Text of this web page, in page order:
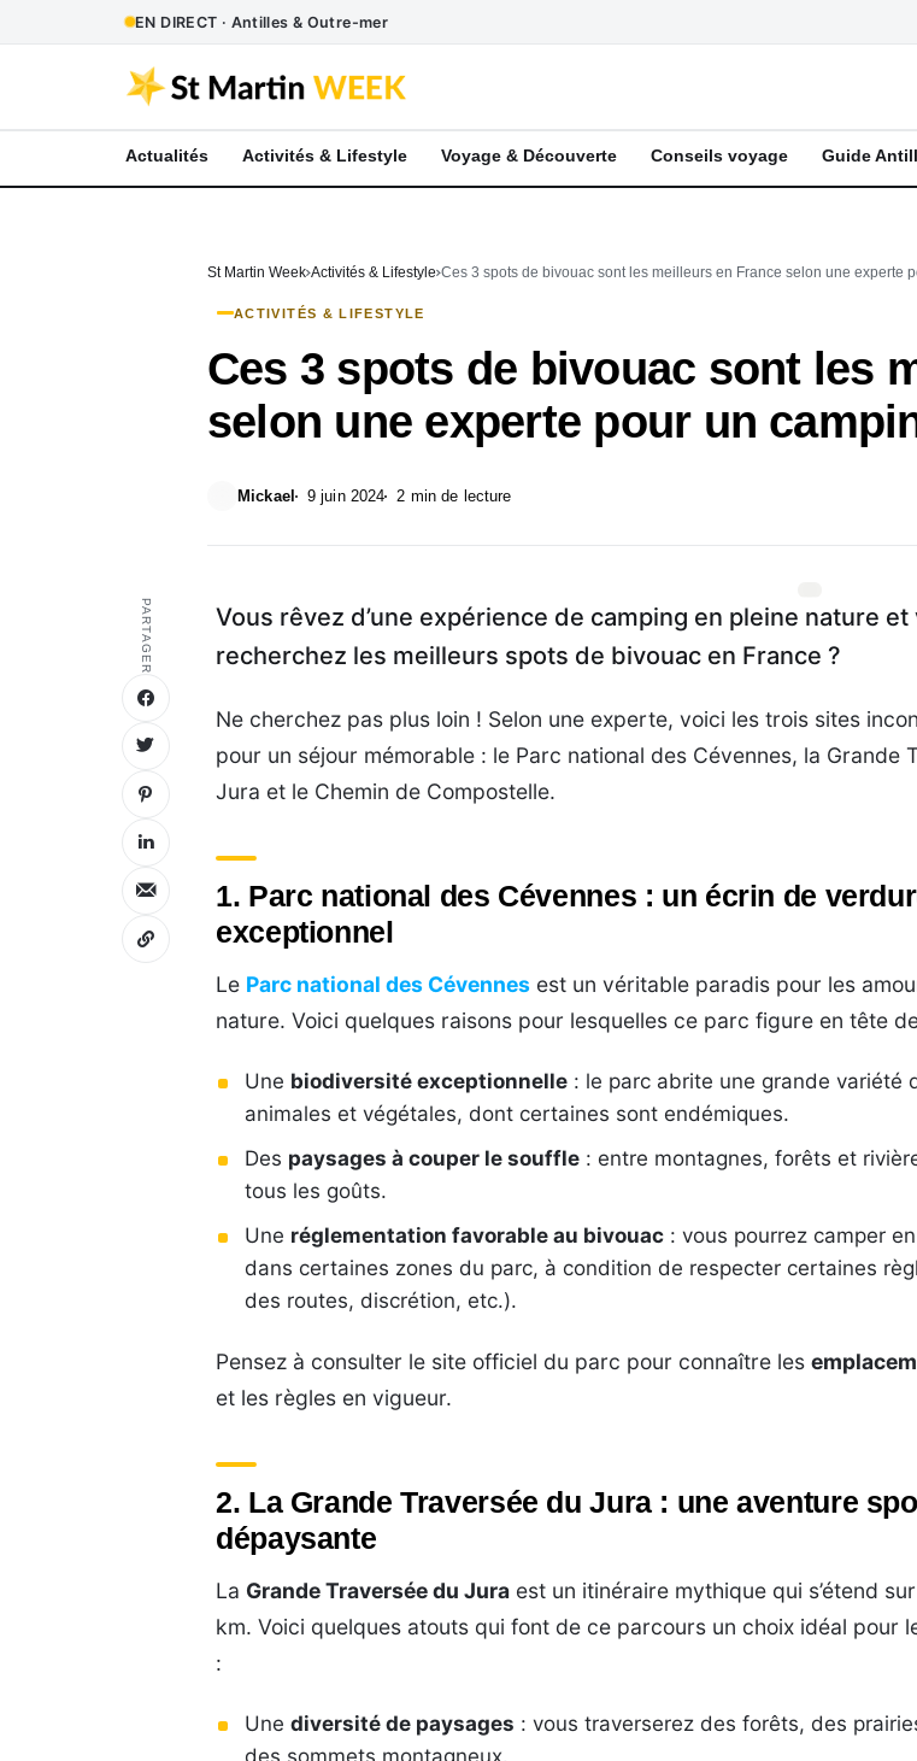
EN DIRECT · Antilles & Outre-mer
Actualités Activités & Lifestyle Voyage & Découverte Conseils voyage Guide
St Martin Week Activités & Lifestyle Ces 3 spots de bivouac sont les meilleurs en France selon une experte
ACTIVITÉS & LIFESTYLE
Ces 3 spots de bivouac sont les
selon une experte pour un
Mickael 9 juin 2024 2 min de lecture
PARTAGER
Vous rêvez d’une expérience de camping en pleine nature et
recherchez les meilleurs spots de bivouac en France ?
Ne cherchez pas plus loin ! Selon une experte, voici les trois sites
pour un séjour mémorable : le Parc national des Cévennes, la Grande
Jura et le Chemin de Compostelle.
1. Parc national des Cévennes : un écrin de
exceptionnel
Le Parc national des Cévennes est un véritable paradis pour les
nature. Voici quelques raisons pour lesquelles ce parc figure en tête
Une biodiversité exceptionnelle : le parc abrite une grande variété
animales et végétales, dont certaines sont endémiques.
Des paysages à couper le souffle : entre montagnes, forêts et
tous les goûts.
Une réglementation favorable au bivouac : vous pourrez camper
dans certaines zones du parc, à condition de respecter certaines
des routes, discrétion, etc.).
Pensez à consulter le site officiel du parc pour connaître les
et les règles en vigueur.
2. La Grande Traversée du Jura : une aventure
dépaysante
La Grande Traversée du Jura est un itinéraire mythique qui s’étend
km. Voici quelques atouts qui font de ce parcours un choix idéal pour
:
Unediversité de paysages : vous traverserez des forêts, des
des sommets montagneux.